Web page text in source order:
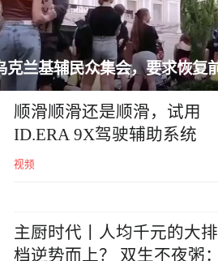
金正恩会见参战老兵和战时
顺滑顺滑还是顺滑，试用
ID.ERA 9X驾驶辅助系统
视频
主厨时代丨人均千元的大排
档逆势而上？ 双生不夜粥：